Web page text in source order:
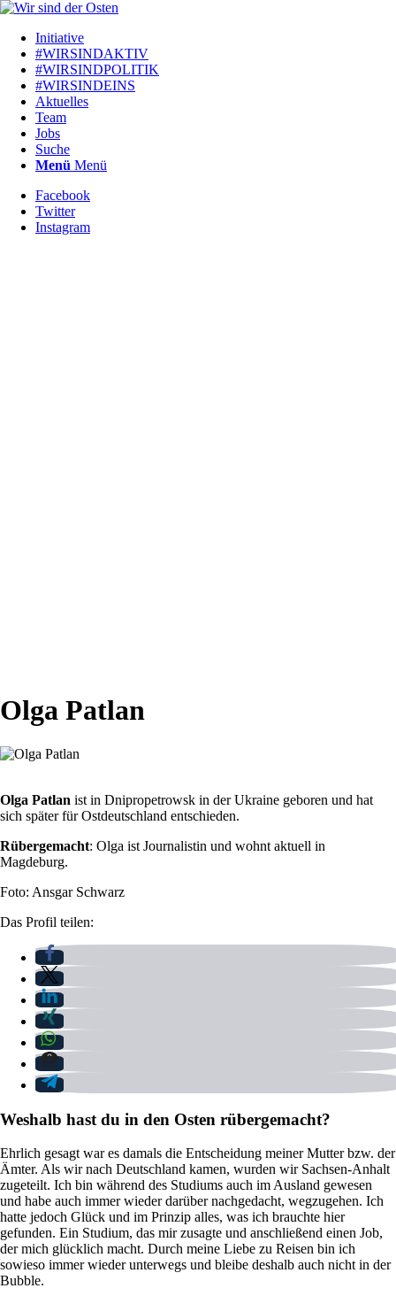
Initiative
#WIRSINDAKTIV
#WIRSINDPOLITIK
#WIRSINDEINS
Aktuelles
Team
Jobs
Suche
Menü Menü
Facebook
Twitter
Instagram
Olga Patlan
Olga Patlan ist in Dnipropetrowsk in der Ukraine geboren und hat
sich später für Ostdeutschland entschieden.
Rübergemacht: Olga ist Journalistin und wohnt aktuell in
Magdeburg.
Foto: Ansgar Schwarz
Das Profil teilen:
Weshalb hast du in den Osten rübergemacht?
Ehrlich gesagt war es damals die Entscheidung meiner Mutter bzw. der
Ämter. Als wir nach Deutschland kamen, wurden wir Sachsen-Anhalt
zugeteilt. Ich bin während des Studiums auch im Ausland gewesen
und habe auch immer wieder darüber nachgedacht, wegzugehen. Ich
hatte jedoch Glück und im Prinzip alles, was ich brauchte hier
gefunden. Ein Studium, das mir zusagte und anschließend einen Job,
der mich glücklich macht. Durch meine Liebe zu Reisen bin ich
sowieso immer wieder unterwegs und bleibe deshalb auch nicht in der
Bubble.